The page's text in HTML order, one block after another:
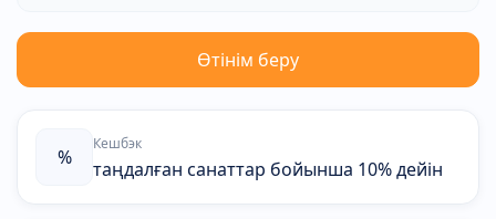
Өтінім беру
%
Кешбэк
таңдалған санаттар бойынша 10% дейін